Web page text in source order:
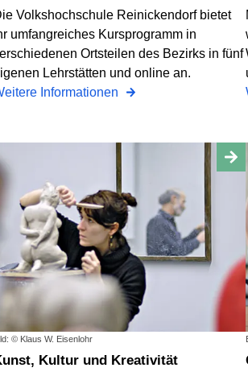
Volkshochschule Reinickendorf bietet
umfangreiches Kursprogramm in
Ortsteilen des Bezirks in fünf
Lehrstätten und online an.
Informationen
© Klaus W. Eisenlohr
Kunst, Kultur und Kreativität